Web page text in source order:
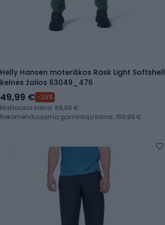
Helly Hansen moteriškos Rask Light Softshell
kelnės žalios 63049_476
49,99 € -29%
Mažiausia kaina: 69,99 €
Rekomenduojama gamintojo kaina: 159,99 €